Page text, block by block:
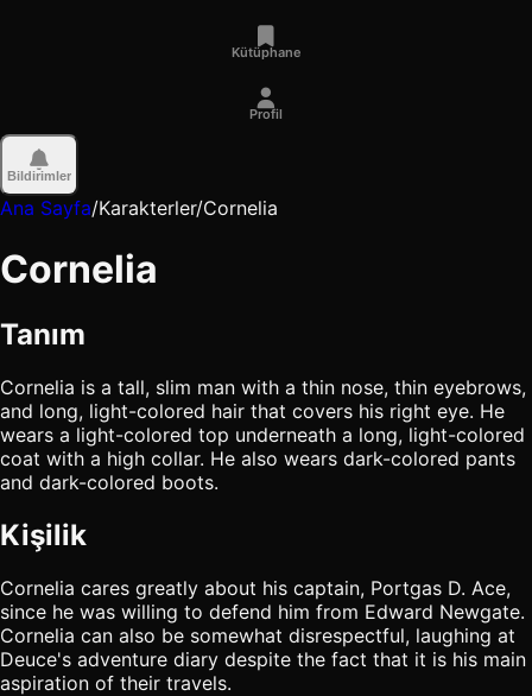
Kütüphane
Profil
Bildirimler
Ana Sayfa/Karakterler/Cornelia
Cornelia
Tanım
Cornelia is a tall, slim man with a thin nose, thin eyebrows,
and long, light-colored hair that covers his right eye. He
wears a light-colored top underneath a long, light-colored
coat with a high collar. He also wears dark-colored pants
and dark-colored boots.
Kişilik
Cornelia cares greatly about his captain, Portgas D. Ace,
since he was willing to defend him from Edward Newgate.
Cornelia can also be somewhat disrespectful, laughing at
Deuce's adventure diary despite the fact that it is his main
aspiration of their travels.